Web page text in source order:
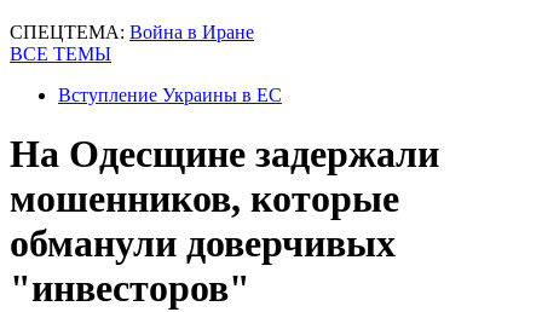
СПЕЦТЕМА: Война в Иране
ВСЕ ТЕМЫ
Вступление Украины в ЕС
На Одесщине задержали
мошенников, которые
обманули доверчивых
"инвесторов"